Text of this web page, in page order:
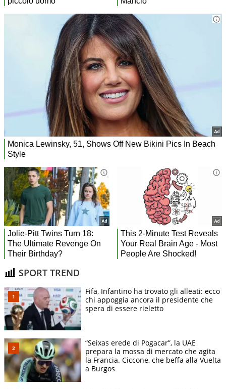
SPORT TREND
Fifa, Infantino ha trovato gli alleati: ecco
chi appoggia ancora il presidente che
spera di essere rieletto
“Seixas erede di Pogacar”, la UAE
prepara la mossa di mercato che agita
la Francia. Ciccone, che beffa alla Vuelta
a Burgos